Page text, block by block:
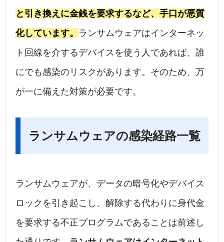
と引き換えに金銭を要求するなど、手口が悪質
化しています。 ランサムウェアはインターネッ
ト回線を介するデバイスを使う人であれば、誰
にでも感染のリスクがあります。そのため、万
が一に備えた対策が必要です。
ランサムウェアの感染経路一覧
ランサムウェアが、データの暗号化やデバイス
ロックを引き起こし、解除する代わりに身代金
を要求する不正プログラムであることは前述し